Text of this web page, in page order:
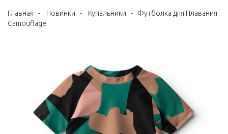
Главная - Новинки - Купальники - Футболка для Плавания
Camouflage